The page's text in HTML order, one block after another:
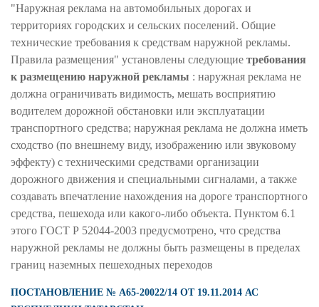
"Наружная реклама на автомобильных дорогах и
территориях городских и сельских поселений. Общие
технические требования к средствам наружной рекламы.
Правила размещения" установлены следующие требования
к размещению наружной рекламы : наружная реклама не
должна ограничивать видимость, мешать восприятию
водителем дорожной обстановки или эксплуатации
транспортного средства; наружная реклама не должна иметь
сходство (по внешнему виду, изображению или звуковому
эффекту) с техническими средствами организации
дорожного движения и специальными сигналами, а также
создавать впечатление нахождения на дороге транспортного
средства, пешехода или какого-либо объекта. Пунктом 6.1
этого ГОСТ Р 52044-2003 предусмотрено, что средства
наружной рекламы не должны быть размещены в пределах
границ наземных пешеходных переходов
ПОСТАНОВЛЕНИЕ № А65-20022/14 ОТ 19.11.2014 АС